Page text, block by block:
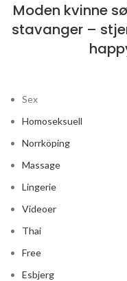
Moden kvinne
stavanger –
Sex
Homoseksuell
Norrköping
Massage
Lingerie
Videoer
Thai
Free
Esbjerg